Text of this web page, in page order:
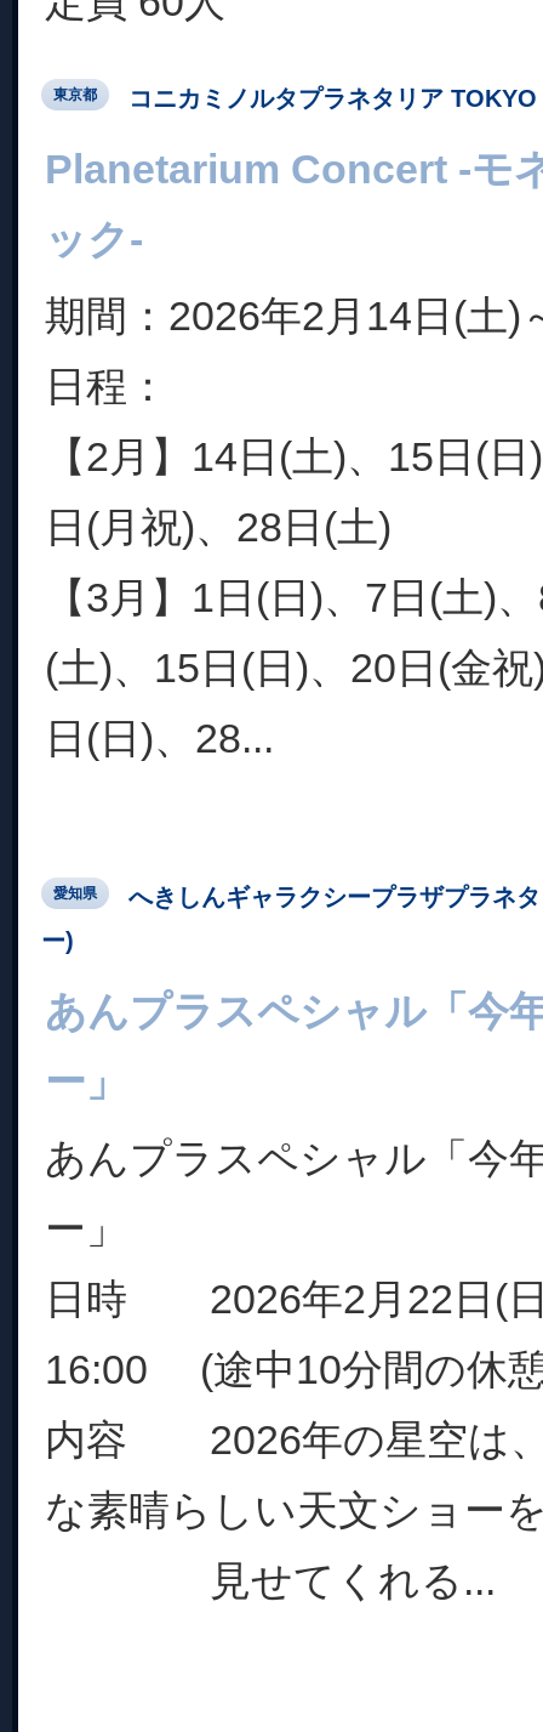
東京都 コニカミノルタプラネタリア TOKYO
Planetarium Concert -モ
ック-
期間：2026年2月14日(土)
日程：
【2月】14日(土)、15日(
日(月祝)、28日(土)
【3月】1日(日)、7日(土)
(土)、15日(日)、20日(金
日(日)、28...
愛知県
へきしんギャラクシープラザプラネ
ー)
あんプラスペシャル「今
ー」
あんプラスペシャル「今
ー」
日時 2026年2月22日(
16:00 (途中10分間の休
内容 2026年の星空は
な素晴らしい天文ショー
見せてくれる...